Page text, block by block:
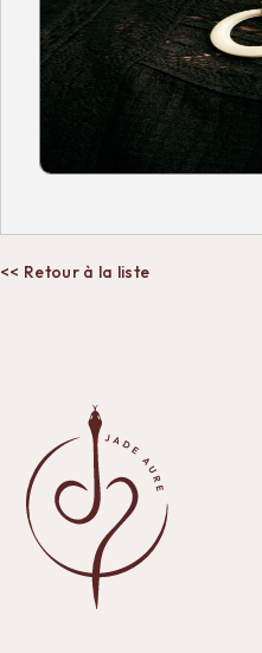
<< Retour à la liste